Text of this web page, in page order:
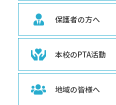
保護者の方へ
本校のPTA活動
地域の皆様へ